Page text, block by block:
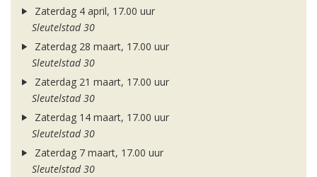
Zaterdag 4 april, 17.00 uur
Sleutelstad 30
Zaterdag 28 maart, 17.00 uur
Sleutelstad 30
Zaterdag 21 maart, 17.00 uur
Sleutelstad 30
Zaterdag 14 maart, 17.00 uur
Sleutelstad 30
Zaterdag 7 maart, 17.00 uur
Sleutelstad 30